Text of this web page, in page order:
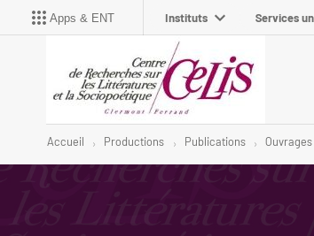
Apps & ENT Instituts Services
Accueil Productions Publications